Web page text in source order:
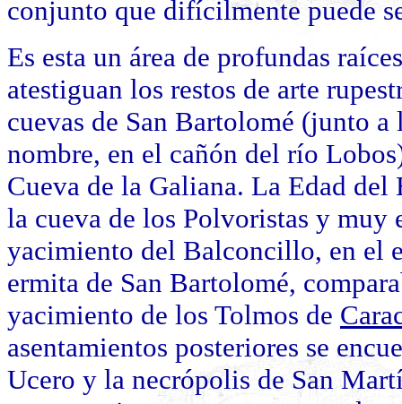
conjunto que difícilmente puede
Es esta un área de profundas
atestiguan los restos de arte
cuevas de San Bartolomé (junto
nombre, en el cañón del río
Cueva de la Galiana. La Edad del
la cueva de los Polvoristas y muy
yacimiento del Balconcillo, en el
ermita de San Bartolomé,
yacimiento de los Tolmos de
asentamientos posteriores se
Ucero y la necrópolis de San